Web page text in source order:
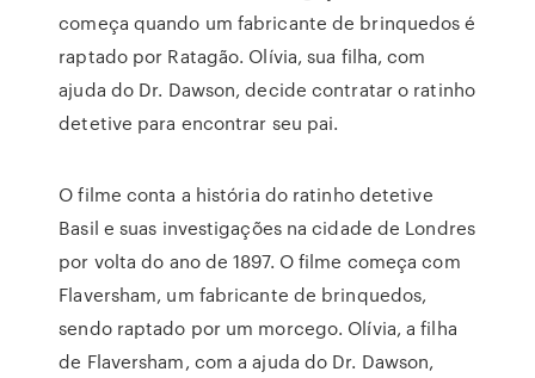
começa quando um fabricante de brinquedos é
raptado por Ratagão. Olívia, sua filha, com
ajuda do Dr. Dawson, decide contratar o ratinho
detetive para encontrar seu pai.
O filme conta a história do ratinho detetive
Basil e suas investigações na cidade de Londres
por volta do ano de 1897. O filme começa com
Flaversham, um fabricante de brinquedos,
sendo raptado por um morcego. Olívia, a filha
de Flaversham, com a ajuda do Dr. Dawson,